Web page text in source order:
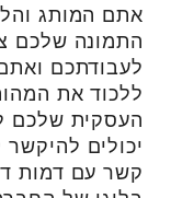
אתם המותג
התמונה שלכם
לעבודתכם
ללכוד את
העסקית שלכם
יכולים
קשר עם דמות